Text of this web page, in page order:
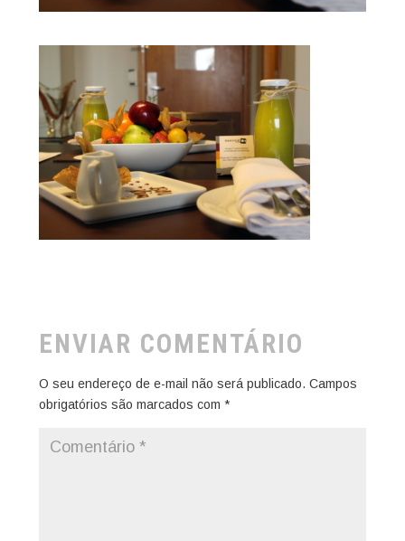
ENVIAR COMENTÁRIO
O seu endereço de e-mail não será publicado. Campos
obrigatórios são marcados com *